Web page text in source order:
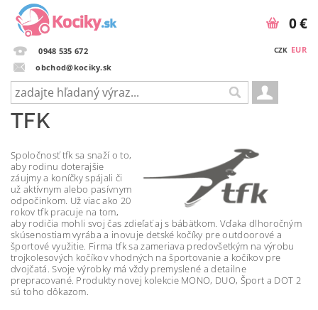
0948 535 672
obchod@kociky.sk
CZK EUR
0 €
TFK
Spoločnosť tfk sa snaží o to,
aby rodinu doterajšie
záujmy a koníčky spájali či
už aktívnym alebo pasívnym
odpočinkom. Už viac ako 20
rokov tfk pracuje na tom,
aby rodičia mohli svoj čas zdieľať aj s bábätkom. Vďaka dlhoročným
skúsenostiam vyrába a inovuje detské kočíky pre outdoorové a
športové využitie. Firma tfk sa zameriava predovšetkým na výrobu
trojkolesových kočíkov vhodných na športovanie a kočíkov pre
dvojčatá. Svoje výrobky má vždy premyslené a detailne
prepracované. Produkty novej kolekcie MONO, DUO, Šport a DOT 2
sú toho dôkazom.